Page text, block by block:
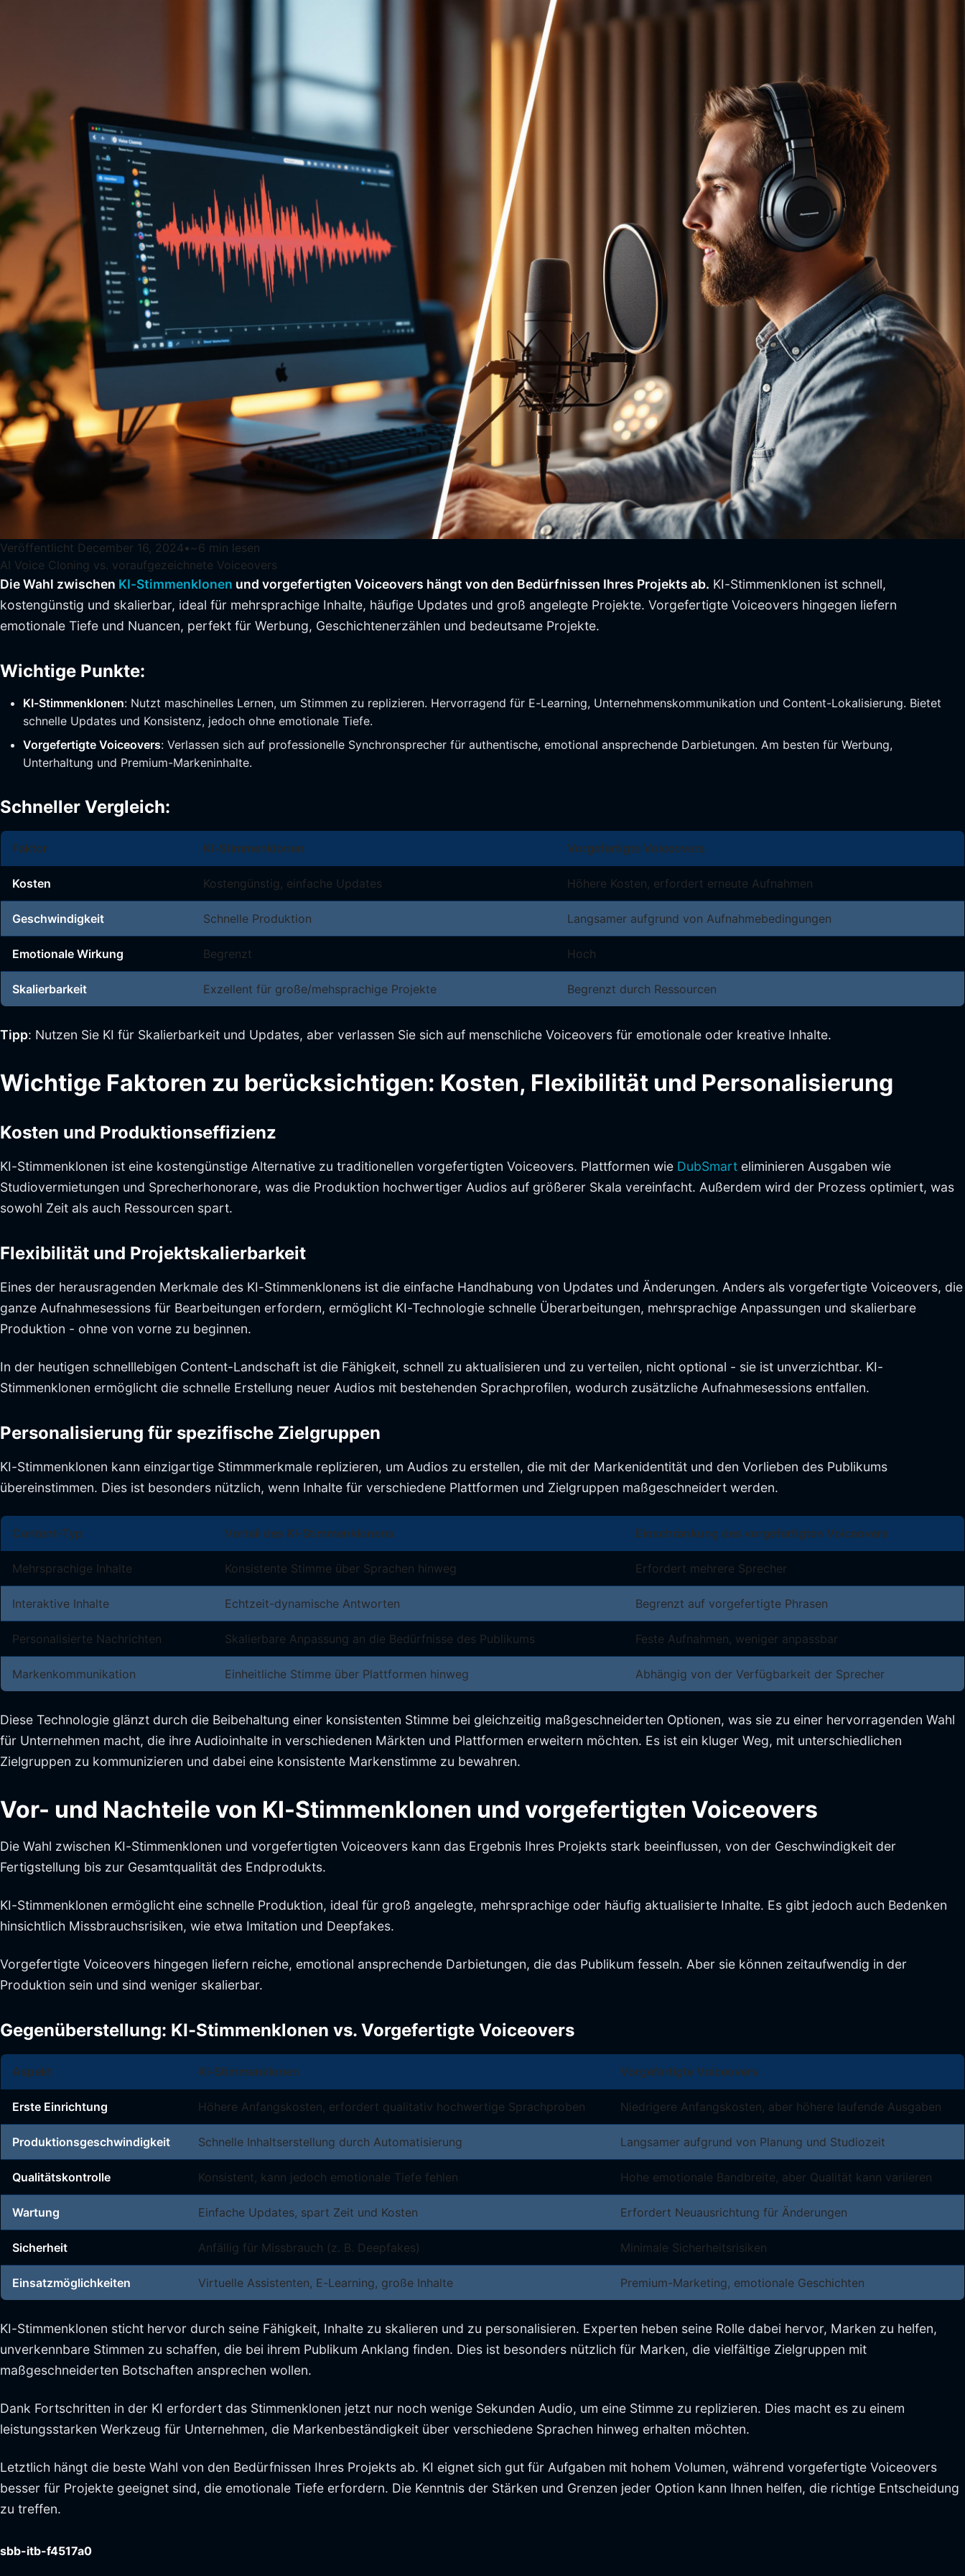
Veröffentlicht December 16, 2024 • ~6 min lesen
AI Voice Cloning vs. voraufgezeichnete Voiceovers
Die Wahl zwischen KI-Stimmenklonen und vorgefertigten Voiceovers hängt von den Bedürfnissen Ihres Projekts ab. KI-Stimmenklonen ist schnell,
kostengünstig und skalierbar, ideal für mehrsprachige Inhalte, häufige Updates und groß angelegte Projekte. Vorgefertigte Voiceovers hingegen liefern
emotionale Tiefe und Nuancen, perfekt für Werbung, Geschichtenerzählen und bedeutsame Projekte.
Wichtige Punkte:
KI-Stimmenklonen: Nutzt maschinelles Lernen, um Stimmen zu replizieren. Hervorragend für E-Learning, Unternehmenskommunikation und Content-Lokalisierung. Bietet
schnelle Updates und Konsistenz, jedoch ohne emotionale Tiefe.
Vorgefertigte Voiceovers: Verlassen sich auf professionelle Synchronsprecher für authentische, emotional ansprechende Darbietungen. Am besten für Werbung,
Unterhaltung und Premium-Markeninhalte.
Schneller Vergleich:
Faktor KI-Stimmenklonen Vorgefertigte Voiceovers
Kosten Kostengünstig, einfache Updates Höhere Kosten, erfordert erneute Aufnahmen
Geschwindigkeit Schnelle Produktion Langsamer aufgrund von Aufnahmebedingungen
Emotionale Wirkung Begrenzt Hoch
Skalierbarkeit Exzellent für große/mehsprachige Projekte Begrenzt durch Ressourcen
Tipp: Nutzen Sie KI für Skalierbarkeit und Updates, aber verlassen Sie sich auf menschliche Voiceovers für emotionale oder kreative Inhalte.
Wichtige Faktoren zu berücksichtigen: Kosten, Flexibilität und Personalisierung
Kosten und Produktionseffizienz
KI-Stimmenklonen ist eine kostengünstige Alternative zu traditionellen vorgefertigten Voiceovers. Plattformen wie DubSmart eliminieren Ausgaben wie
Studiovermietungen und Sprecherhonorare, was die Produktion hochwertiger Audios auf größerer Skala vereinfacht. Außerdem wird der Prozess optimiert, was
sowohl Zeit als auch Ressourcen spart.
Flexibilität und Projektskalierbarkeit
Eines der herausragenden Merkmale des KI-Stimmenklonens ist die einfache Handhabung von Updates und Änderungen. Anders als vorgefertigte Voiceovers, die
ganze Aufnahmesessions für Bearbeitungen erfordern, ermöglicht KI-Technologie schnelle Überarbeitungen, mehrsprachige Anpassungen und skalierbare
Produktion - ohne von vorne zu beginnen.
In der heutigen schnelllebigen Content-Landschaft ist die Fähigkeit, schnell zu aktualisieren und zu verteilen, nicht optional - sie ist unverzichtbar. KI-
Stimmenklonen ermöglicht die schnelle Erstellung neuer Audios mit bestehenden Sprachprofilen, wodurch zusätzliche Aufnahmesessions entfallen.
Personalisierung für spezifische Zielgruppen
KI-Stimmenklonen kann einzigartige Stimmmerkmale replizieren, um Audios zu erstellen, die mit der Markenidentität und den Vorlieben des Publikums
übereinstimmen. Dies ist besonders nützlich, wenn Inhalte für verschiedene Plattformen und Zielgruppen maßgeschneidert werden.
Content-Typ Vorteil des KI-Stimmenklonens Einschränkung des vorgefertigten Voiceovers
Mehrsprachige Inhalte Konsistente Stimme über Sprachen hinweg Erfordert mehrere Sprecher
Interaktive Inhalte Echtzeit-dynamische Antworten Begrenzt auf vorgefertigte Phrasen
Personalisierte Nachrichten Skalierbare Anpassung an die Bedürfnisse des Publikums Feste Aufnahmen, weniger anpassbar
Markenkommunikation Einheitliche Stimme über Plattformen hinweg Abhängig von der Verfügbarkeit der Sprecher
Diese Technologie glänzt durch die Beibehaltung einer konsistenten Stimme bei gleichzeitig maßgeschneiderten Optionen, was sie zu einer hervorragenden Wahl
für Unternehmen macht, die ihre Audioinhalte in verschiedenen Märkten und Plattformen erweitern möchten. Es ist ein kluger Weg, mit unterschiedlichen
Zielgruppen zu kommunizieren und dabei eine konsistente Markenstimme zu bewahren.
Vor- und Nachteile von KI-Stimmenklonen und vorgefertigten Voiceovers
Die Wahl zwischen KI-Stimmenklonen und vorgefertigten Voiceovers kann das Ergebnis Ihres Projekts stark beeinflussen, von der Geschwindigkeit der
Fertigstellung bis zur Gesamtqualität des Endprodukts.
KI-Stimmenklonen ermöglicht eine schnelle Produktion, ideal für groß angelegte, mehrsprachige oder häufig aktualisierte Inhalte. Es gibt jedoch auch Bedenken
hinsichtlich Missbrauchsrisiken, wie etwa Imitation und Deepfakes.
Vorgefertigte Voiceovers hingegen liefern reiche, emotional ansprechende Darbietungen, die das Publikum fesseln. Aber sie können zeitaufwendig in der
Produktion sein und sind weniger skalierbar.
Gegenüberstellung: KI-Stimmenklonen vs. Vorgefertigte Voiceovers
Aspekt KI-Stimmenklonen Vorgefertigte Voiceovers
Erste Einrichtung Höhere Anfangskosten, erfordert qualitativ hochwertige Sprachproben Niedrigere Anfangskosten, aber höhere laufende Ausgaben
Produktionsgeschwindigkeit Schnelle Inhaltserstellung durch Automatisierung Langsamer aufgrund von Planung und Studiozeit
Qualitätskontrolle Konsistent, kann jedoch emotionale Tiefe fehlen Hohe emotionale Bandbreite, aber Qualität kann variieren
Wartung Einfache Updates, spart Zeit und Kosten Erfordert Neuausrichtung für Änderungen
Sicherheit Anfällig für Missbrauch (z. B. Deepfakes) Minimale Sicherheitsrisiken
Einsatzmöglichkeiten Virtuelle Assistenten, E-Learning, große Inhalte Premium-Marketing, emotionale Geschichten
KI-Stimmenklonen sticht hervor durch seine Fähigkeit, Inhalte zu skalieren und zu personalisieren. Experten heben seine Rolle dabei hervor, Marken zu helfen,
unverkennbare Stimmen zu schaffen, die bei ihrem Publikum Anklang finden. Dies ist besonders nützlich für Marken, die vielfältige Zielgruppen mit
maßgeschneiderten Botschaften ansprechen wollen.
Dank Fortschritten in der KI erfordert das Stimmenklonen jetzt nur noch wenige Sekunden Audio, um eine Stimme zu replizieren. Dies macht es zu einem
leistungsstarken Werkzeug für Unternehmen, die Markenbeständigkeit über verschiedene Sprachen hinweg erhalten möchten.
Letztlich hängt die beste Wahl von den Bedürfnissen Ihres Projekts ab. KI eignet sich gut für Aufgaben mit hohem Volumen, während vorgefertigte Voiceovers
besser für Projekte geeignet sind, die emotionale Tiefe erfordern. Die Kenntnis der Stärken und Grenzen jeder Option kann Ihnen helfen, die richtige Entscheidung
zu treffen.
sbb-itb-f4517a0